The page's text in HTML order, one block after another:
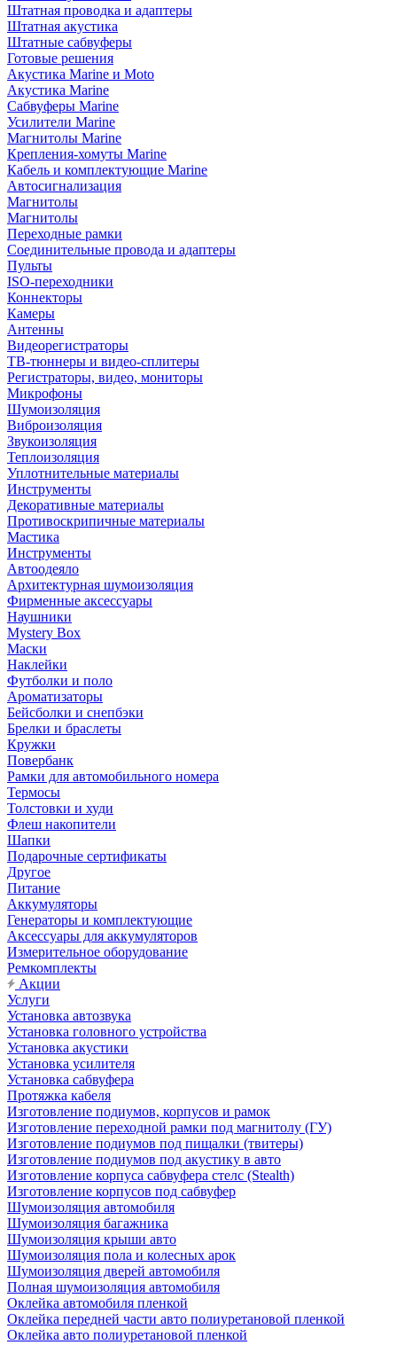
Штатная проводка и адаптеры
Штатная акустика
Штатные сабвуферы
Готовые решения
Акустика Marine и Moto
Акустика Marine
Сабвуферы Marine
Усилители Marine
Магнитолы Marine
Крепления-хомуты Marine
Кабель и комплектующие Marine
Автосигнализация
Магнитолы
Магнитолы
Переходные рамки
Соединительные провода и адаптеры
Пульты
ISO-переходники
Коннекторы
Камеры
Антенны
Видеорегистраторы
ТВ-тюннеры и видео-сплитеры
Регистраторы, видео, мониторы
Микрофоны
Шумоизоляция
Виброизоляция
Звукоизоляция
Теплоизоляция
Уплотнительные материалы
Инструменты
Декоративные материалы
Противоскрипичные материалы
Мастика
Инструменты
Автоодеяло
Архитектурная шумоизоляция
Фирменные аксессуары
Наушники
Mystery Box
Маски
Наклейки
Футболки и поло
Ароматизаторы
Бейсболки и снепбэки
Брелки и браслеты
Кружки
Повербанк
Рамки для автомобильного номера
Термосы
Толстовки и худи
Флеш накопители
Шапки
Подарочные сертификаты
Другое
Питание
Аккумуляторы
Генераторы и комплектующие
Аксессуары для аккумуляторов
Измерительное оборудование
Ремкомплекты
Акции
Услуги
Установка автозвука
Установка головного устройства
Установка акустики
Установка усилителя
Установка сабвуфера
Протяжка кабеля
Изготовление подиумов, корпусов и рамок
Изготовление переходной рамки под магнитолу (ГУ)
Изготовление подиумов под пищалки (твитеры)
Изготовление подиумов под акустику в авто
Изготовление корпуса сабвуфера стелс (Stealth)
Изготовление корпусов под сабвуфер
Шумоизоляция автомобиля
Шумоизоляция багажника
Шумоизоляция крыши авто
Шумоизоляция пола и колесных арок
Шумоизоляция дверей автомобиля
Полная шумоизоляция автомобиля
Оклейка автомобиля пленкой
Оклейка передней части авто полиуретановой пленкой
Оклейка авто полиуретановой пленкой